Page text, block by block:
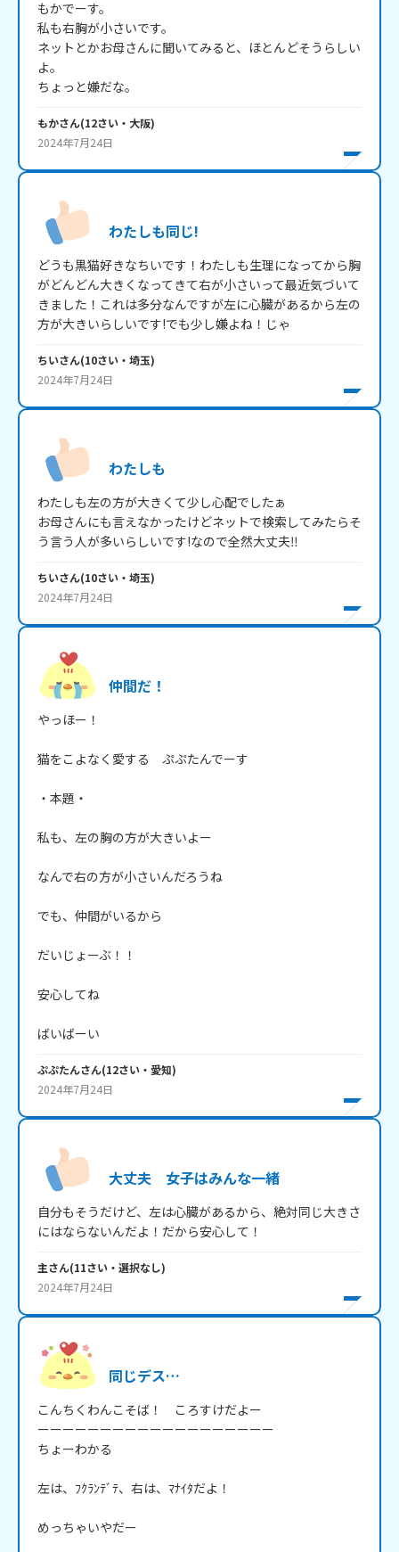
もかでーす。
私も右胸が小さいです。
ネットとかお母さんに聞いてみると、ほとんどそうらしい
よ。
ちょっと嫌だな。
もかさん(12さい・ 大阪)
2024年7月24日
わたしも同じ!
どうも黒猫好きなちいです！わたしも生理になってから胸
がどんどん大きくなってきて右が小さいって最近気づいて
きました！これは多分なんですが左に心臓があるから左の
方が大きいらしいです!でも少し嫌よね！じゃ
ちいさん(10さい・ 埼玉)
2024年7月24日
わたしも
わたしも左の方が大きくて少し心配でしたぁ
お母さんにも言えなかったけどネットで検索してみたらそ
う言う人が多いらしいです!なので全然大丈夫‼️
ちいさん(10さい・ 埼玉)
2024年7月24日
仲間だ！
やっほー！
猫をこよなく愛する　ぷぷたんでーす
・本題・
私も、左の胸の方が大きいよー
なんで右の方が小さいんだろうね
でも、仲間がいるから
だいじょーぶ！！
安心してね
ばいばーい
ぷぷたんさん(12さい・ 愛知)
2024年7月24日
大丈夫 女子はみんな一緒
自分もそうだけど、左は心臓があるから、絶対同じ大きさ
にはならないんだよ！だから安心して！
主さん(11さい・ 選択なし)
2024年7月24日
同じデス…
こんちくわんこそば！　ころすけだよー
ーーーーーーーーーーーーーーーーーーー
ちょーわかる
左は、ﾌｸﾗﾝﾃﾞﾃ、右は、ﾏﾅｲﾀだよ！
めっちゃいやだー